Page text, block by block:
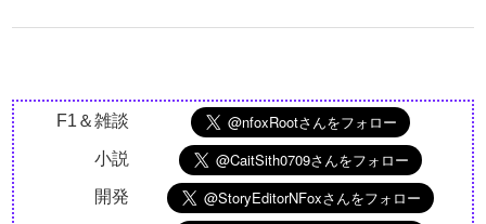
F1＆雑談
小説
開発